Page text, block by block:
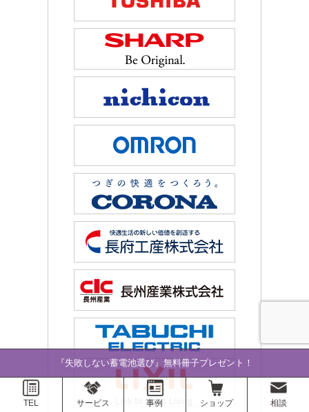
『失敗しない蓄電池選び』無料冊子プレゼント！
TEL サービス 事例 ショップ 相談